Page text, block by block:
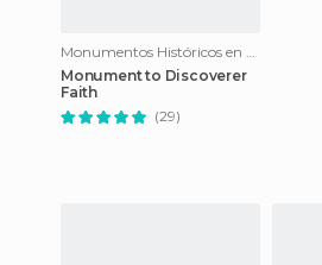
Monumentos Históricos en Huelva
Monument to Discoverer
Faith
(29)